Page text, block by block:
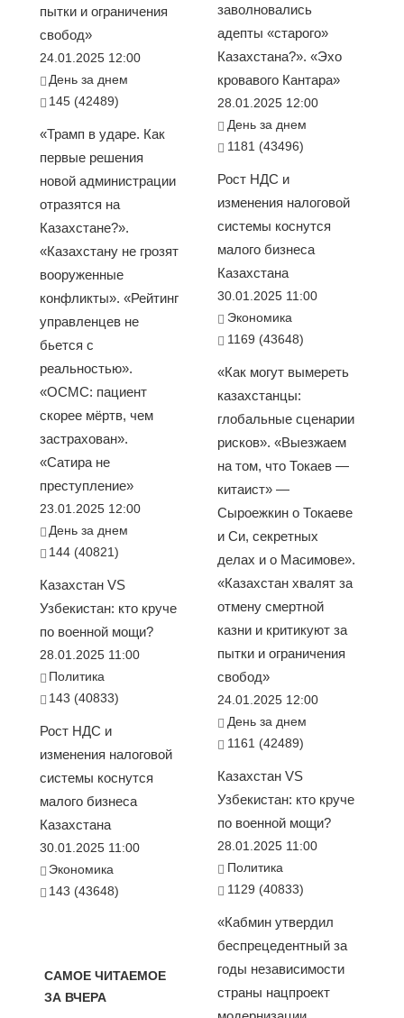
пытки и ограничения
свобод»
24.01.2025 12:00
День за днем
145 (42489)
«Трамп в ударе. Как
первые решения
новой администрации
отразятся на
Казахстане?».
«Казахстану не грозят
вооруженные
конфликты». «Рейтинг
управленцев не
бьется с
реальностью».
«ОСМС: пациент
скорее мёртв, чем
застрахован».
«Сатира не
преступление»
23.01.2025 12:00
День за днем
144 (40821)
Казахстан VS
Узбекистан: кто круче
по военной мощи?
28.01.2025 11:00
Политика
143 (40833)
Рост НДС и
изменения налоговой
системы коснутся
малого бизнеса
Казахстана
30.01.2025 11:00
Экономика
143 (43648)
САМОЕ ЧИТАЕМОЕ
ЗА ВЧЕРА
заволновались
адепты «старого»
Казахстана?». «Эхо
кровавого Кантара»
28.01.2025 12:00
День за днем
1181 (43496)
Рост НДС и
изменения налоговой
системы коснутся
малого бизнеса
Казахстана
30.01.2025 11:00
Экономика
1169 (43648)
«Как могут вымереть
казахстанцы:
глобальные сценарии
рисков». «Выезжаем
на том, что Токаев —
китаист» —
Сыроежкин о Токаеве
и Си, секретных
делах и о Масимове».
«Казахстан хвалят за
отмену смертной
казни и критикуют за
пытки и ограничения
свобод»
24.01.2025 12:00
День за днем
1161 (42489)
Казахстан VS
Узбекистан: кто круче
по военной мощи?
28.01.2025 11:00
Политика
1129 (40833)
«Кабмин утвердил
беспрецедентный за
годы независимости
страны нацпроект